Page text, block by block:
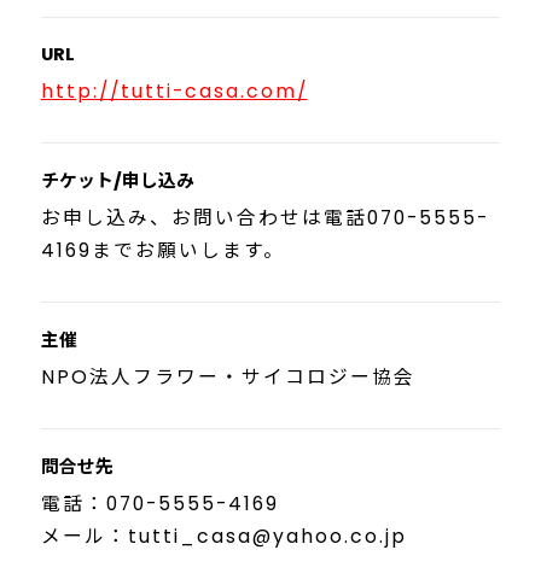
URL
http://tutti-casa.com/
チケット/申し込み
お申し込み、お問い合わせは電話070-5555-
4169までお願いします。
主催
NPO法人フラワー・サイコロジー協会
問合せ先
電話：070-5555-4169
メール：tutti_casa@yahoo.co.jp